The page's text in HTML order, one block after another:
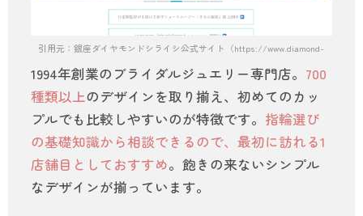
引用元：銀座ダイヤモンドシライシ公式サイト（https://www.diamond-
1994年創業のブライダルジュエリー専門店。 700
種類以上のデザインを取り揃え、初めてのカッ
プルでも比較しやすいのが特徴です。 指輪選び
の基礎知識から相談できるので、最初に訪れる1
店舗目としておすすめ。飽きの来ないシンプル
なデザインが揃っています。